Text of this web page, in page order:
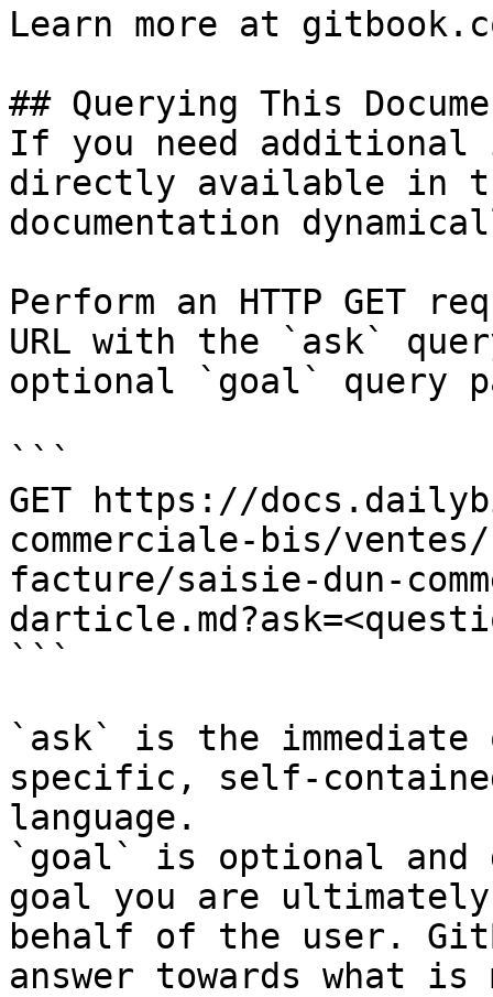
Learn more at
## Querying This
If you need
directly available in
documentation
Perform an HTTP GET
URL with the `ask`
optional `goal` query
```
GET https://
commerciale-bis/
facture/saisie-dun-
```
`ask` is the
specific, self-
language.
`goal` is optional and
goal you are
behalf of the user.
answer towards what